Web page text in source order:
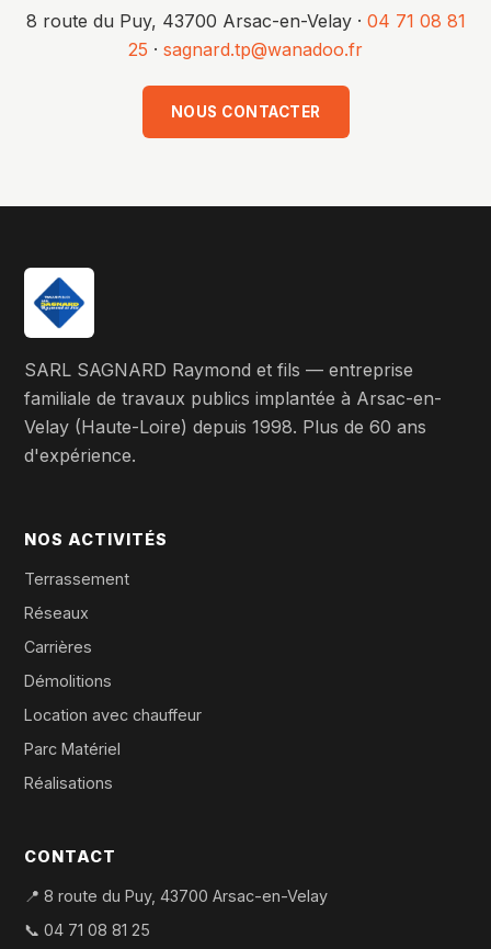
8 route du Puy, 43700 Arsac-en-Velay · 04 71 08 81
25 · sagnard.tp@wanadoo.fr
NOUS CONTACTER
SARL SAGNARD Raymond et fils — entreprise
familiale de travaux publics implantée à Arsac-en-
Velay (Haute-Loire) depuis 1998. Plus de 60 ans
d'expérience.
NOS ACTIVITÉS
Terrassement
Réseaux
Carrières
Démolitions
Location avec chauffeur
Parc Matériel
Réalisations
CONTACT
📍 8 route du Puy, 43700 Arsac-en-Velay
📞 04 71 08 81 25